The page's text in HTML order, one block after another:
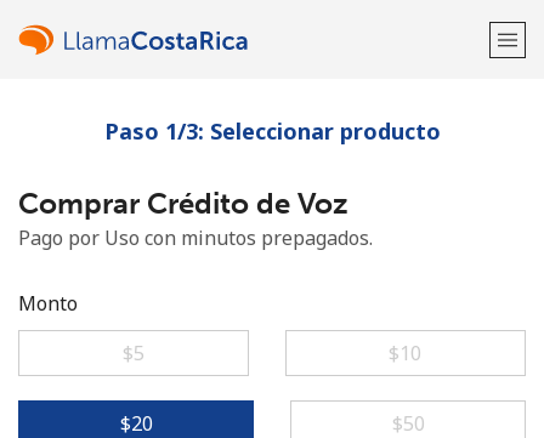
¡Bienvenido!
¿Ya tienes una cuenta?Inicia sesión →
Paso 1/3: Seleccionar producto
Comprar Crédito de Voz
Pago por Uso con minutos prepagados.
Monto
⁦$5⁩
⁦$10⁩
⁦$20⁩ ⁦$50⁩